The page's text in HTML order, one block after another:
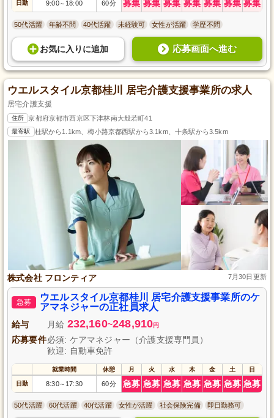
日勤 9:00～ 18:00 60分 募集 募集 募集 募集 募集 募集 募集
50代活躍 年齢不問 40代活躍 未経験可 女性が活躍 学歴不問
お気に入り に追加 応募画面へ進む
ウエルスタイル京都桂川 居宅介護支援事業所の求人
居宅介護支援
住所 京都府京都市西京区下津林南大般若町41
最寄駅 桂駅から1.1km、梅小路京都西駅から3.1km、十条駅から3.5km
株式会社 フロンティア 7月30日更新
急募
ウエルスタイル京都桂川 居宅介護支援事業所のケ
アマネジャーの正社員求人
給与 月給 232,160~248,910円
応募要件必須: ケアマネジャー（介護支援専門員）
歓迎: 自動車免許
就業時間 休憩 月 火 水 木 金 土 日
日勤 8:30～ 17:30 60分 急募 急募 急募 急募 急募 急募 急募
50代活躍 60代活躍 40代活躍 女性が活躍 社会保険完備 即日勤務可